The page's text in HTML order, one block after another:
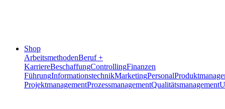
Shop
ArbeitsmethodenBeruf +
KarriereBeschaffungControllingFinanzen
FührungInformationstechnikMarketingPersonal
ProjektmanagementProzessmanagementQualitätsmanagement